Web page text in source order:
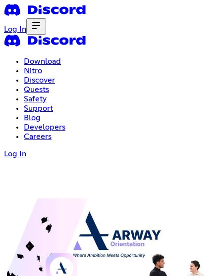
Log In
Download
Nitro
Discover
Quests
Safety
Support
Blog
Developers
Careers
Log In